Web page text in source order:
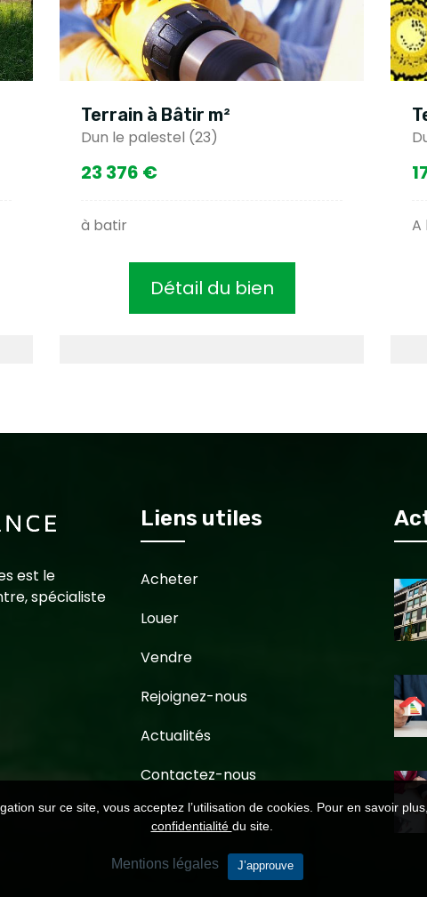
Terrain à Bâtir m²
Dun le palestel (23)
23 376 €
à batir
Détail du bien
A
est le
spécialiste
Liens utiles
Acheter
Louer
Vendre
Rejoignez-nous
Actualités
Contactez-nous
sur ce site, vous acceptez l’utilisation de cookies. Pour en savoir
confidentialité du site.
Mentions légales J’approuve